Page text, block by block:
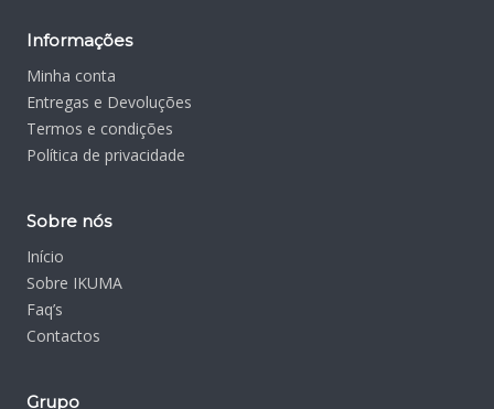
Informações
Minha conta
Entregas e Devoluções
Termos e condições
Política de privacidade
Sobre nós
Início
Sobre IKUMA
Faq’s
Contactos
Grupo